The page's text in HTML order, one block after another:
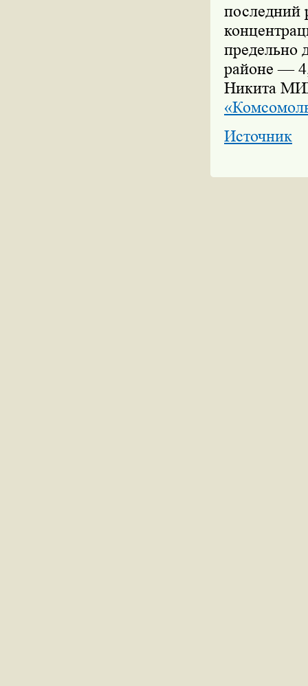
последний
предельно
районе —
Никита
Источник